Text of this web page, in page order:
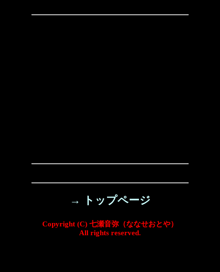
→ トップページ
Copyright (C) 七瀬音弥（ななせおとや）
All rights reserved.